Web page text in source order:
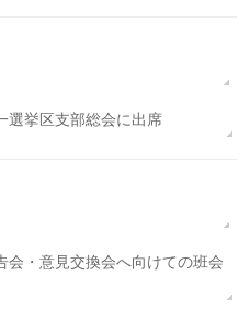
選挙区支部総会に出席
会・意見交換会へ向けての班会